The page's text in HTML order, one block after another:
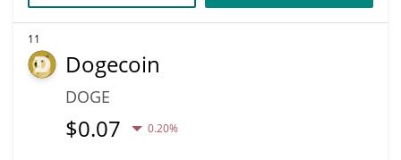
11
Dogecoin
DOGE
$0.07 0.20%